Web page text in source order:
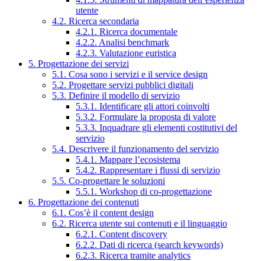
utente
4.2. Ricerca secondaria
4.2.1. Ricerca documentale
4.2.2. Analisi benchmark
4.2.3. Valutazione euristica
5. Progettazione dei servizi
5.1. Cosa sono i servizi e il service design
5.2. Progettare servizi pubblici digitali
5.3. Definire il modello di servizio
5.3.1. Identificare gli attori coinvolti
5.3.2. Formulare la proposta di valore
5.3.3. Inquadrare gli elementi costitutivi del
servizio
5.4. Descrivere il funzionamento del servizio
5.4.1. Mappare l’ecosistema
5.4.2. Rappresentare i flussi di servizio
5.5. Co-progettare le soluzioni
5.5.1. Workshop di co-progettazione
6. Progettazione dei contenuti
6.1. Cos’è il content design
6.2. Ricerca utente sui contenuti e il linguaggio
6.2.1. Content discovery
6.2.2. Dati di ricerca (search keywords)
6.2.3. Ricerca tramite analytics